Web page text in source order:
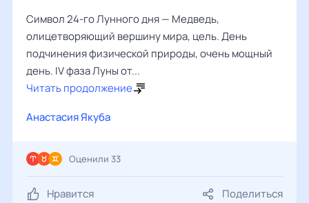
Символ 24-го Лунного дня — Медведь,
олицетворяющий вершину мира, цель. День
подчинения физической природы, очень мощный
день. IV фаза Луны от...
Читать продолжение
Анастасия Якуба
Нравится Поделиться
Оценили 33